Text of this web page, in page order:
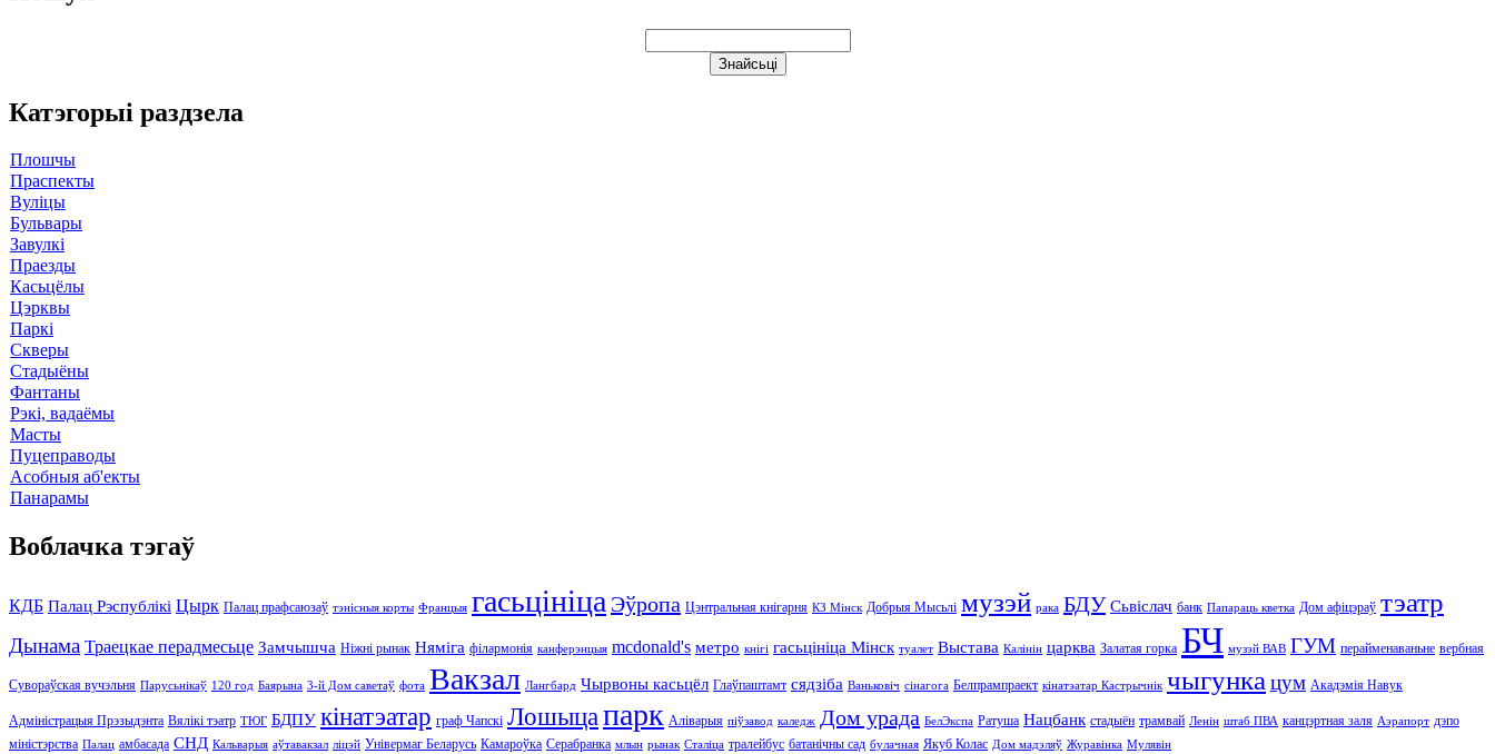
Катэгорыі раздзела
Плошчы
Праспекты
Вуліцы
Бульвары
Завулкі
Праезды
Касьцёлы
Цэрквы
Паркі
Скверы
Стадыёны
Фантаны
Рэкі, вадаёмы
Масты
Пуцеправоды
Асобныя аб'екты
Панарамы
Воблачка тэгаў
КДБ Палац Рэспублікі Цырк Палац прафсаюзаў тэнісныя корты Францыя гасьцініца Эўропа Цэнтральная кнігарня КЗ Мінск Добрыя Мысьлі музэй рака БДУ Сьвіслач банк Папараць кветка Дом афіцэраў тэатр
Дынама Траецкае перадмесьце Замчышча Ніжні рынак Няміга філармонія канферэнцыя mcdonald's метро кнігі гасьцініца Мінск туалет Выстава Калінін царква Залатая горка БЧ музэй ВАВ ГУМ перайменаваньне вербная
Сувораўская вучэльня Парусьнікаў 120 год Баярына 3-й Дом саветаў фота Вакзал Лангбард Чырвоны касьцёл Глаўпаштамт сядзіба Ваньковіч сінагога Белпрампраект кінатэатар Кастрычнік чыгунка цум Акадэмія Навук
Адміністрацыя Прэзыдэнта Вялікі тэатр ТЮГ БДПУ кінатэатар граф Чапскі Лошыцапарк Аліварыя піўзавод каледж Дом урада БелЭкспа Ратуша Нацбанк стадыён трамвай Ленін штаб ПВА канцэртная заля Аэрапорт дэпо
міністэрства Палац амбасада СНД Кальварыя аўтавакзал ліцэй Універмаг Беларусь Камароўка Серабранка млын рынак Сталіца тралейбус батанічны сад булачная Якуб Колас Дом мадэляў Журавінка Мулявін